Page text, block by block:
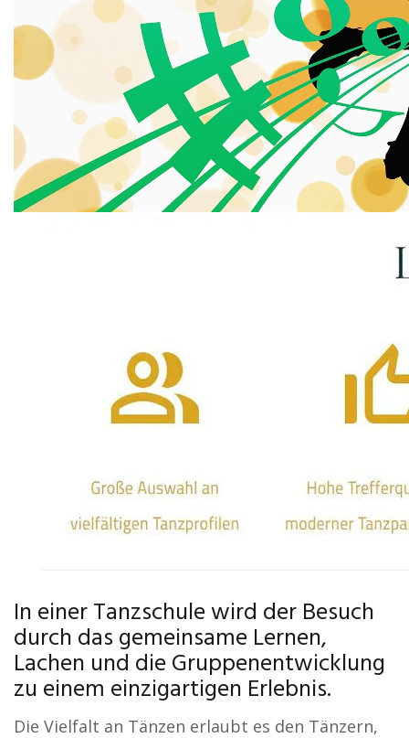
In einer Tanzschule wird der Besuch
durch das gemeinsame Lernen,
Lachen und die Gruppenentwicklung
zu einem einzigartigen Erlebnis.
Die Vielfalt an Tänzen erlaubt es den Tänzern,